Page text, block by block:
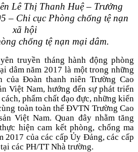
Lê Thị Thanh Huệ – Trưởng
– Chi cục Phòng chống tệ nạn
xã hội
chống tệ nạn mại dâm.
truyền tháng hành động phòng
dâm năm 2017 là một trong những
của Đoàn thanh niên Trường Cao
Việt Nam, hướng đến sự phát triển
phẩm chất đạo đực, những kiến
toàn toàn thể ĐVTN Trường Cao
Việt Nam. Quan đây nhằm tăng
hiện cam kết phòng, chống ma
2017 của các cấp Ủy Đảng, các cấp
các PH/TT Nhà trường.